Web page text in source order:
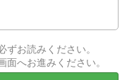
ずお読みください。
面へお進みください。